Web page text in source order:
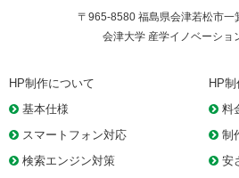
〒965-8580 福島県会津若松市一
会津大学 産学イノベーショ
HP制作について
基本仕様
スマートフォン対応
検索エンジン対策
HP
料
制
安